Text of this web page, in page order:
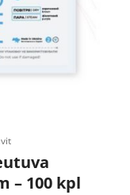
– 100 kpl